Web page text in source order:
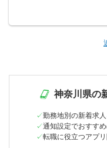
神奈川県の
勤務地別の新着求
通知設定でおすす
転職に役立つアプ